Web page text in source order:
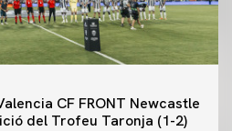
CF FRONT Newcastle
del Trofeu Taronja (1-2)